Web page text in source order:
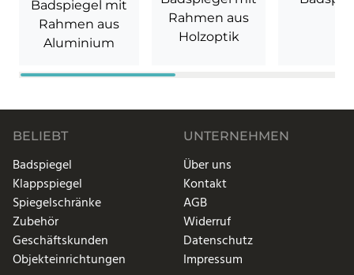
Badspiegel mit
Rahmen aus
Aluminium
Rahmen aus
Holzoptik
BELIEBT
Badspiegel
Klappspiegel
Spiegelschränke
Zubehör
Geschäftskunden
Objekteinrichtungen
UNTERNEHMEN
Über uns
Kontakt
AGB
Widerruf
Datenschutz
Impressum